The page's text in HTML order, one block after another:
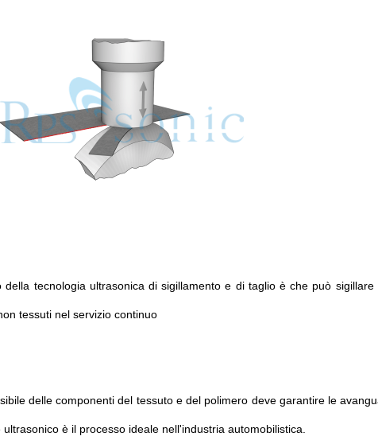
della tecnologia ultrasonica di sigillamento e di taglio è che può
tessuti nel servizio continuo
delle componenti del tessuto e del polimero deve garantire le
è il processo ideale nell'industria automobilistica.